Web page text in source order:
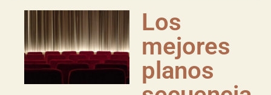
Los
mejores
planos